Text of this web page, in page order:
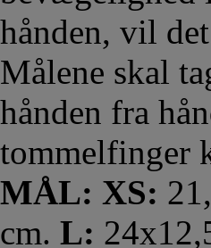
hånden, vil
Målene skal
hånden fra
tommelfinger
MÅL: XS:
cm. L: